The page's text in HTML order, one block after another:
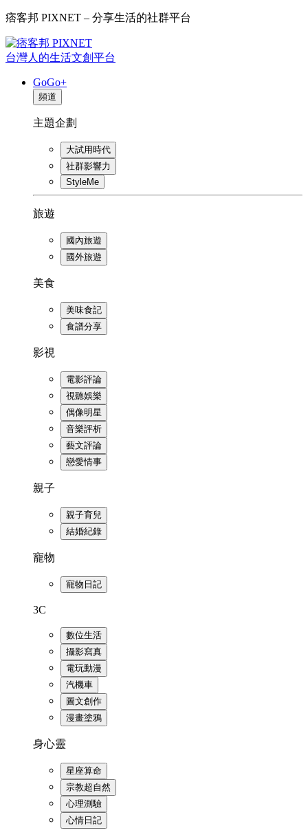
痞客邦 PIXNET – 分享生活的社群平台
台灣人的生活文創平台
GoGo+
頻道
主題企劃
大試用時代
社群影響力
StyleMe
旅遊
國內旅遊
國外旅遊
美食
美味食記
食譜分享
影視
電影評論
視聽娛樂
偶像明星
音樂評析
藝文評論
戀愛情事
親子
親子育兒
結婚紀錄
寵物
寵物日記
3C
數位生活
攝影寫真
電玩動漫
汽機車
圖文創作
漫畫塗鴉
身心靈
星座算命
宗教超自然
心理測驗
心情日記